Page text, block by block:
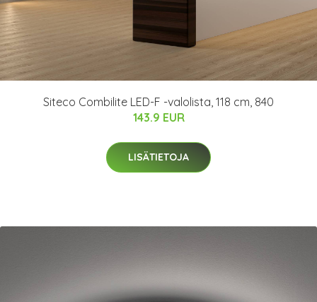
Siteco Combilite LED-F -valolista, 118 cm, 840
143.9 EUR
LISÄTIETOJA